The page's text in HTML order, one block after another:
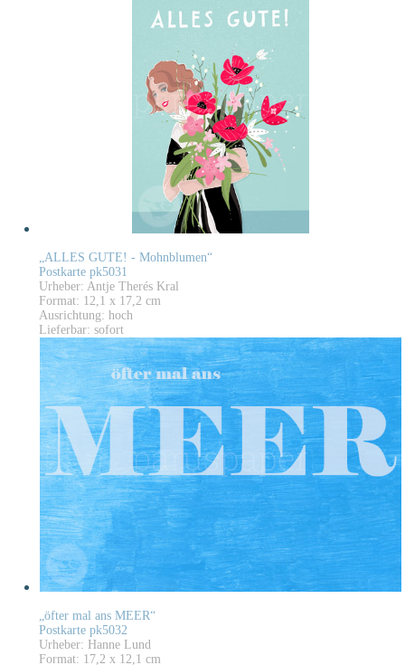
„ALLES GUTE! - Mohnblumen“
Postkarte pk5031
Urheber: Antje Therés Kral
Format: 12,1 x 17,2 cm
Ausrichtung: hoch
Lieferbar: sofort
„öfter mal ans MEER“
Postkarte pk5032
Urheber: Hanne Lund
Format: 17,2 x 12,1 cm